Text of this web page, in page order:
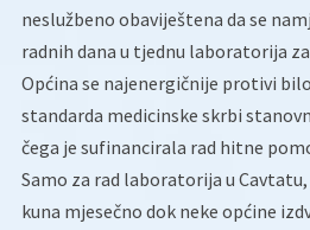
neslužbeno obaviještena da se
radnih dana u tjednu laboratorija
Općina se najenergičnije protivi
standarda medicinske skrbi
čega je sufinancirala rad hitne
Samo za rad laboratorija u
kuna mjesečno dok neke općine